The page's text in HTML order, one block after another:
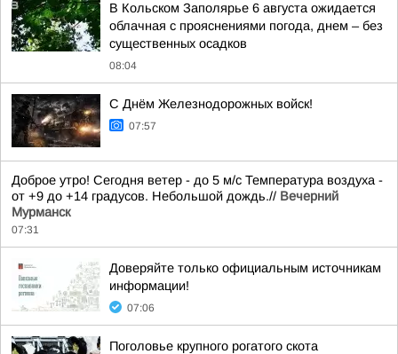
В Кольском Заполярье 6 августа ожидается
облачная с прояснениями погода, днем – без
существенных осадков
08:04
С Днём Железнодорожных войск!
07:57
Доброе утро! Сегодня ветер - до 5 м/с Температура воздуха -
от +9 до +14 градусов. Небольшой дождь.// Вечерний
Мурманск
07:31
Доверяйте только официальным источникам
информации!
07:06
Поголовье крупного рогатого скота